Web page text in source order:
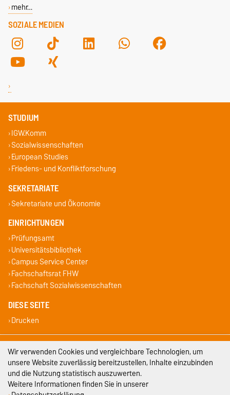
SOZIALE MEDIEN
mehr…
STUDIUM
IGW.Komm
Sozialwissenschaften
European Studies
Friedens- und Konfliktforschung
SEKRETARIATE
Sekretariate und Ökonomie
EINRICHTUNGEN
Prüfungsamt
Universitätsbibliothek
Campus Service Center
Fachschaftsrat FHW
Fachschaft Sozialwissenschaften
DIESE SEITE
Drucken
Impressum
Datenschutz
Barrierefreiheit
Wir verwenden Cookies und vergleichbare Technologien, um
unsere Website zuverlässig bereitzustellen, Inhalte einzubinden
und die Nutzung statistisch auszuwerten.
Weitere Informationen finden Sie in unserer